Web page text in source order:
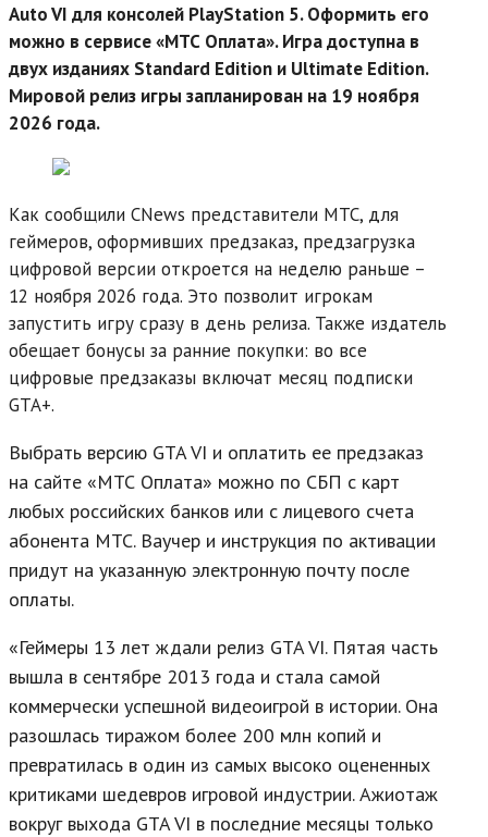
Auto VI для консолей PlayStation 5. Оформить его
можно в сервисе «МТС Оплата». Игра доступна в
двух изданиях Standard Edition и Ultimate Edition.
Мировой релиз игры запланирован на 19 ноября
2026 года.
Как сообщили CNews представители МТС, для
геймеров, оформивших предзаказ, предзагрузка
цифровой версии откроется на неделю раньше –
12 ноября 2026 года. Это позволит игрокам
запустить игру сразу в день релиза. Также издатель
обещает бонусы за ранние покупки: во все
цифровые предзаказы включат месяц подписки
GTA+.
Выбрать версию GTA VI и оплатить ее предзаказ
на сайте «МТС Оплата» можно по СБП с карт
любых российских банков или с лицевого счета
абонента МТС. Ваучер и инструкция по активации
придут на указанную электронную почту после
оплаты.
«Геймеры 13 лет ждали релиз GTA VI. Пятая часть
вышла в сентябре 2013 года и стала самой
коммерчески успешной видеоигрой в истории. Она
разошлась тиражом более 200 млн копий и
превратилась в один из самых высоко оцененных
критиками шедевров игровой индустрии. Ажиотаж
вокруг выхода GTA VI в последние месяцы только